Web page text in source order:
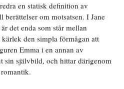
en statisk definition av
om motsatsen. I Jane
är det enda som står mellan
den simpla förmågan att
Emma i en annan av
sin självbild, och hittar därigenom